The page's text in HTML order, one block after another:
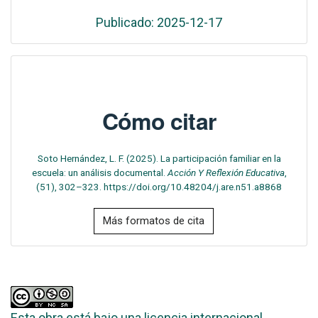
Publicado: 2025-12-17
Cómo citar
Soto Hernández, L. F. (2025). La participación familiar en la
escuela: un análisis documental. Acción Y Reflexión Educativa,
(51), 302–323. https://doi.org/10.48204/j.are.n51.a8868
Más formatos de cita